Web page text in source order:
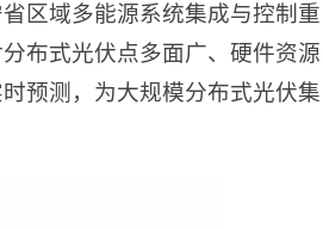
区域多能源系统集成与控制重
布式光伏点多面广、硬件资源
预测，为大规模分布式光伏集